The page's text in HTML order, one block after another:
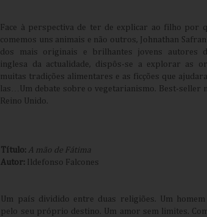
Face à perspectiva de ter de explicar ao filho por
comemos uns animais e não outros, Johnathan
dos mais originais e brilhantes jovens autores
inglesa da actualidade, dispôs-se a explorar as
muitas tradições alimentares e as ficções que
las…Um debate sobre o vegetarianismo. Best-seller
Reino Unido.
Título: A mão de Fátima
Autor: Ildefonso Falcones
Um país dividido entre duas religiões. Um
pelo seu próprio destino. Um amor sem limites.